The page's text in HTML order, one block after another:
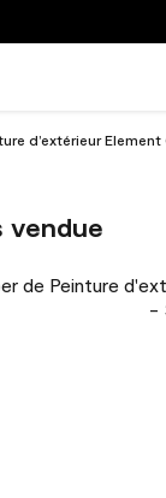
d’extérieur
vendue